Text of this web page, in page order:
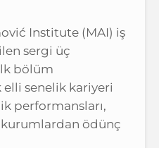
Institute (MAI) iş
sergi üç
bölüm
elli senelik kariyeri
performansları,
kurumlardan ödünç